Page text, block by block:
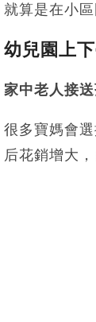
就算是在小
幼兒園上
家中老人接
很多寶媽會
后花銷增大